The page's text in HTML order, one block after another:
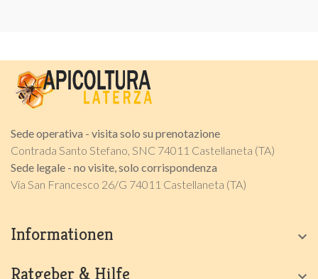
Sede operativa - visita solo su prenotazione
Contrada Santo Stefano, SNC 74011 Castellaneta (TA)
Sede legale - no visite, solo corrispondenza
Via San Francesco 26/G 74011 Castellaneta (TA)
Informationen 
Ratgeber & Hilfe